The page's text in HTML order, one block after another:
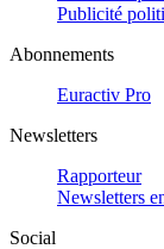
Publicité
Abonnements
Euractiv Pro
Newsletters
Rapporteur
Newsletters
Social